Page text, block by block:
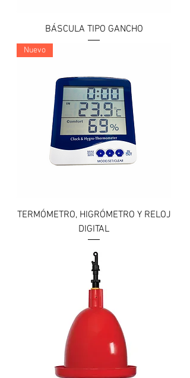
BÁSCULA TIPO GANCHO
Nuevo
TERMÓMETRO, HIGRÓMETRO Y RELOJ
DIGITAL